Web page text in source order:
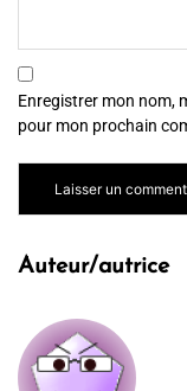
Enregistrer mon nom,
pour mon prochain
Auteur/autrice